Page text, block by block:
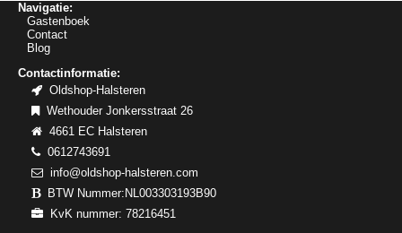
Navigatie:
Gastenboek
Contact
Blog
Contactinformatie:
Oldshop-Halsteren
Wethouder Jonkersstraat 26
4661 EC Halsteren
0612743691
info@oldshop-halsteren.com
BTW Nummer:NL003303193B90
KvK nummer: 78216451